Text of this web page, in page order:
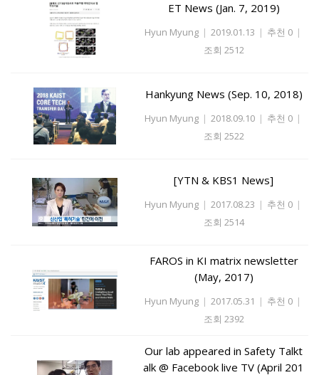
ET News (Jan. 7, 2019)
Hyun Myung | 2019.01.13 | 추천 0 |
조회 2512
Hankyung News (Sep. 10, 2018)
Hyun Myung | 2018.09.10 | 추천 0 |
조회 2522
[YTN & KBS1 News]
Hyun Myung | 2017.08.23 | 추천 0 |
조회 2514
FAROS in KI matrix newsletter
(May, 2017)
Hyun Myung | 2017.05.31 | 추천 0 |
조회 2392
Our lab appeared in Safety Talkt
alk @ Facebook live TV (April 201